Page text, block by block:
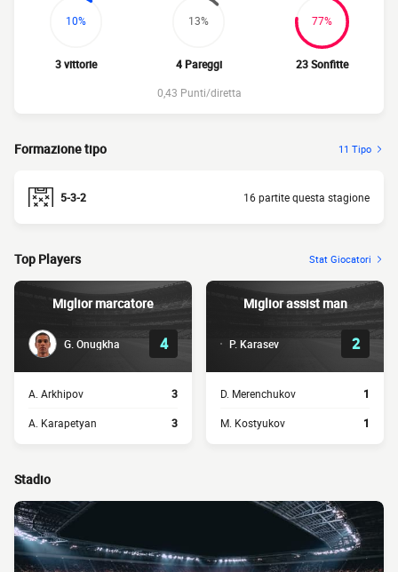
10%
3 vittorie
13%
4 Pareggi
77%
23 Sonfitte
0,43 Punti/diretta
Formazione tipo 11 Tipo
5-3-2 16 partite questa stagione
Top Players Stat Giocatori
Miglior marcatore
G. Onugkha 4
A. Arkhipov 3
A. Karapetyan 3
Miglior assist man
P. Karasev 2
D. Merenchukov 1
M. Kostyukov 1
Stadio